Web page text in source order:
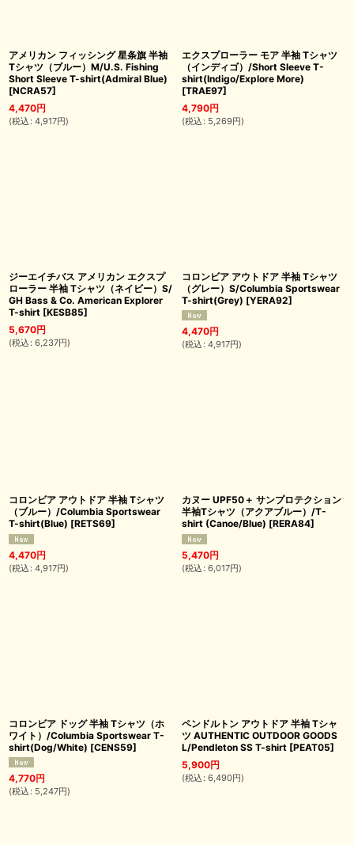
アメリカン フィッシング 星条旗 半袖
Tシャツ（ブルー）M/U.S. Fishing
Short Sleeve T-shirt(Admiral Blue)
[NCRA57]
4,470円
(税込 : 4,917円)
エクスプローラー モア 半袖 Tシャツ
（インディゴ）/Short Sleeve T-
shirt(Indigo/Explore More)
[TRAE97]
4,790円
(税込 : 5,269円)
ジーエイチバス アメリカン エクスプ
ローラー 半袖 Tシャツ（ネイビー）S/
GH Bass & Co. American Explorer
T-shirt [KESB85]
5,670円
(税込 : 6,237円)
コロンビア アウトドア 半袖 Tシャツ
（グレー）S/Columbia Sportswear
T-shirt(Grey) [YERA92]
4,470円
(税込 : 4,917円)
コロンビア アウトドア 半袖 Tシャツ
（ブルー）/Columbia Sportswear
T-shirt(Blue) [RETS69]
4,470円
(税込 : 4,917円)
カヌー UPF50＋ サンプロテクション
半袖Tシャツ（アクアブルー）/T-
shirt (Canoe/Blue) [RERA84]
5,470円
(税込 : 6,017円)
コロンビア ドッグ 半袖 Tシャツ（ホ
ワイト）/Columbia Sportswear T-
shirt(Dog/White) [CENS59]
4,770円
(税込 : 5,247円)
ペンドルトン アウトドア 半袖 Tシャ
ツ AUTHENTIC OUTDOOR GOODS
L/Pendleton SS T-shirt [PEAT05]
5,900円
(税込 : 6,490円)